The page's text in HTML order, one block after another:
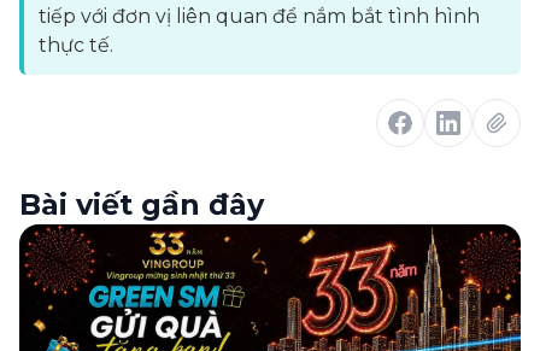
tiếp với đơn vị liên quan để nắm bắt tình hình
thực tế.
Bài viết gần đây